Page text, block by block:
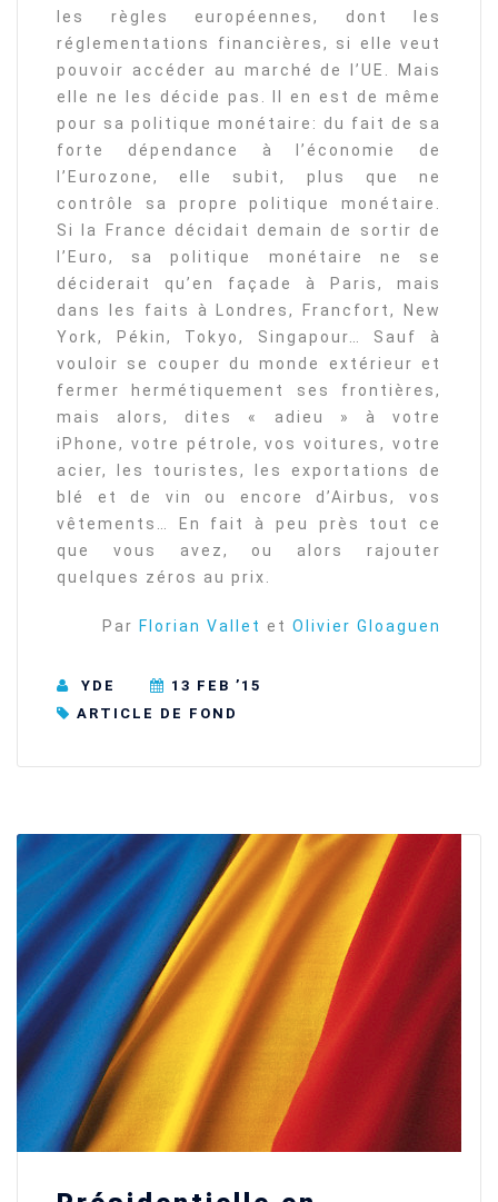
les règles européennes, dont les
réglementations financières, si elle veut
pouvoir accéder au marché de l’UE. Mais
elle ne les décide pas. Il en est de même
pour sa politique monétaire: du fait de sa
forte dépendance à l’économie de
l’Eurozone, elle subit, plus que ne
contrôle sa propre politique monétaire.
Si la France décidait demain de sortir de
l’Euro, sa politique monétaire ne se
déciderait qu’en façade à Paris, mais
dans les faits à Londres, Francfort, New
York, Pékin, Tokyo, Singapour… Sauf à
vouloir se couper du monde extérieur et
fermer hermétiquement ses frontières,
mais alors, dites « adieu » à votre
iPhone, votre pétrole, vos voitures, votre
acier, les touristes, les exportations de
blé et de vin ou encore d’Airbus, vos
vêtements… En fait à peu près tout ce
que vous avez, ou alors rajouter
quelques zéros au prix.
Par Florian Vallet et Olivier Gloaguen
YDE
13 FEB ’15
ARTICLE DE FOND